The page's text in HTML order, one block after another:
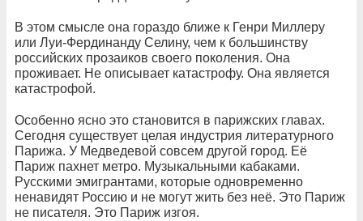
В этом смысле она гораздо ближе к Генри Миллеру
или Луи-Фердинанду Селину, чем к большинству
российских прозаиков своего поколения. Она
проживает. Не описывает катастрофу. Она является
катастрофой.
Особенно ясно это становится в парижских главах.
Сегодня существует целая индустрия литературного
Парижа. У Медведевой совсем другой город. Её
Париж пахнет метро. Музыкальными кабаками.
Русскими эмигрантами, которые одновременно
ненавидят Россию и не могут жить без неё. Это Париж
не писателя. Это Париж изгоя.